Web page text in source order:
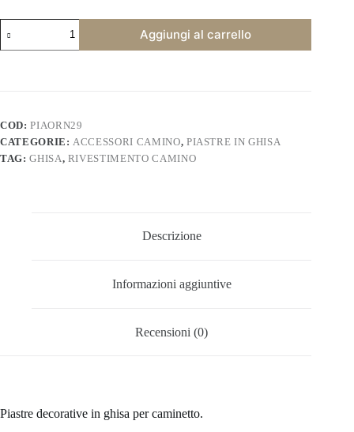
camino
decorata
Aggiungi al carrello
COD:PIAORN29
CATEGORIE: ACCESSORI CAMINO, PIASTRE IN GHISA
TAG:GHISA, RIVESTIMENTO CAMINO
Descrizione
Informazioni aggiuntive
Recensioni (0)
Piastre decorative in ghisa per caminetto.